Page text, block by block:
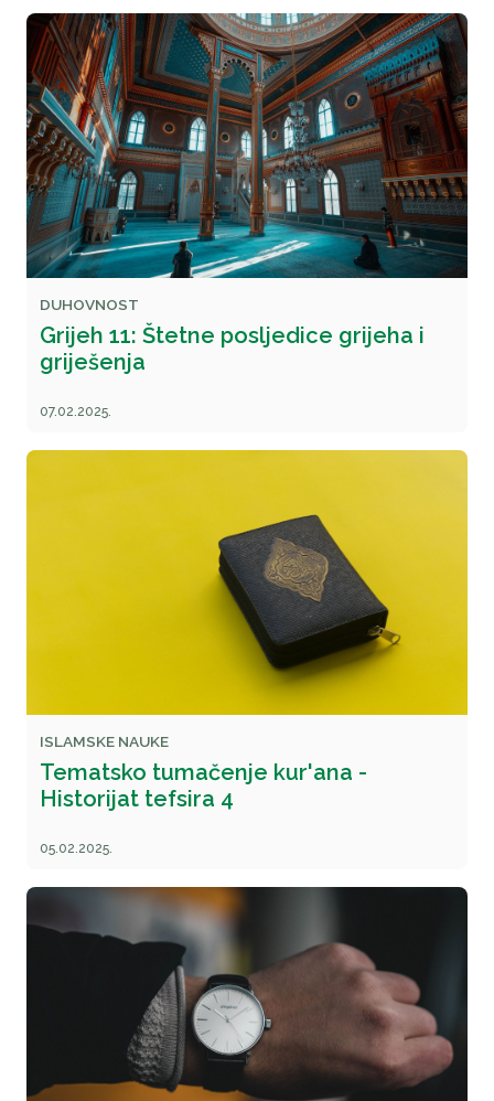
DUHOVNOST
Grijeh 11: Štetne posljedice grijeha i
griješenja
07.02.2025.
ISLAMSKE NAUKE
Tematsko tumačenje kur'ana -
Historijat tefsira 4
05.02.2025.